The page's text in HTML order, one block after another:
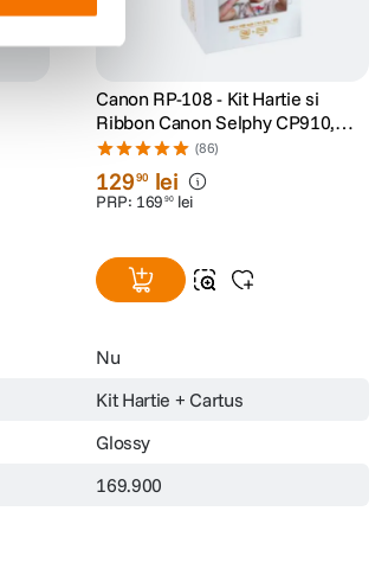
Canon RP-108 - Kit Hartie si
Ribbon Canon Selphy CP910,
CP1200, CP1300, CP1500
(86)
12990 lei
PRP: 169 90 lei
Nu
Kit Hartie + Cartus
Glossy
169.900